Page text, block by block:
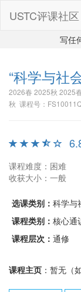
USTC评课社区
写任
“科学与社
2026春 2025秋 2025
秋 课程号：
课程难度：困难
收获大小：一般
选课类别： 科学与
课程类别： 核心通
课程层次： 通修
课程主页 ：暂无（